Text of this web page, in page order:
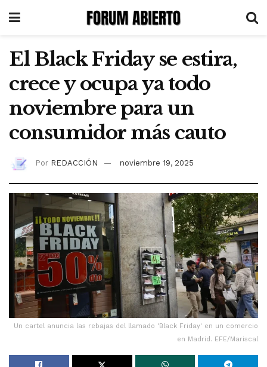
El Black Friday se estira,
crece y ocupa ya todo
noviembre para un
consumidor más cauto
Por REDACCIÓN noviembre 19, 2025
Un cartel anuncia las rebajas del llamado 'Black Friday' en un comercio
en Madrid. EFE/Mariscal